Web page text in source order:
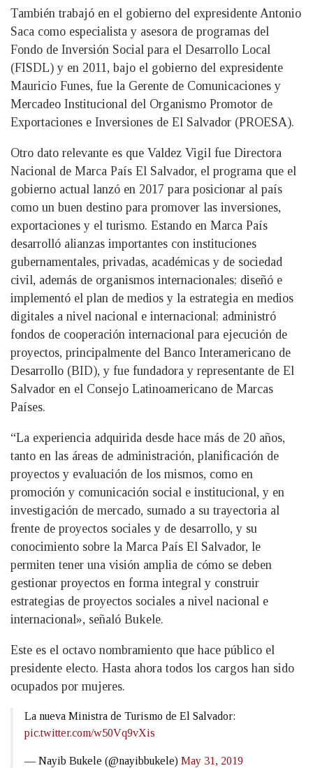
También trabajó en el gobierno del expresidente Antonio
Saca como especialista y asesora de programas del
Fondo de Inversión Social para el Desarrollo Local
(FISDL) y en 2011, bajo el gobierno del expresidente
Mauricio Funes, fue la Gerente de Comunicaciones y
Mercadeo Institucional del Organismo Promotor de
Exportaciones e Inversiones de El Salvador (PROESA).
Otro dato relevante es que Valdez Vigil fue Directora
Nacional de Marca País El Salvador, el programa que el
gobierno actual lanzó en 2017 para posicionar al país
como un buen destino para promover las inversiones,
exportaciones y el turismo. Estando en Marca País
desarrolló alianzas importantes con instituciones
gubernamentales, privadas, académicas y de sociedad
civil, además de organismos internacionales; diseñó e
implementó el plan de medios y la estrategia en medios
digitales a nivel nacional e internacional; administró
fondos de cooperación internacional para ejecución de
proyectos, principalmente del Banco Interamericano de
Desarrollo (BID), y fue fundadora y representante de El
Salvador en el Consejo Latinoamericano de Marcas
Países.
“La experiencia adquirida desde hace más de 20 años,
tanto en las áreas de administración, planificación de
proyectos y evaluación de los mismos, como en
promoción y comunicación social e institucional, y en
investigación de mercado, sumado a su trayectoria al
frente de proyectos sociales y de desarrollo, y su
conocimiento sobre la Marca País El Salvador, le
permiten tener una visión amplia de cómo se deben
gestionar proyectos en forma integral y construir
estrategias de proyectos sociales a nivel nacional e
internacional», señaló Bukele.
Este es el octavo nombramiento que hace público el
presidente electo. Hasta ahora todos los cargos han sido
ocupados por mujeres.
La nueva Ministra de Turismo de El Salvador:
pic.twitter.com/w50Vq9vXis
— Nayib Bukele (@nayibbukele) May 31, 2019